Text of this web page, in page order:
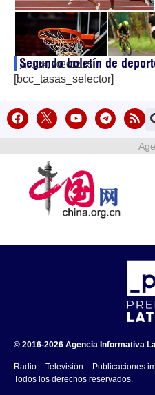
Segundo boletín de
julio 24, 202612:25
[bcc_tasas_selector]
© 2016-2026 Agencia Informativa
Radio – Televisión – Publicaciones
Todos los derechos reservados.